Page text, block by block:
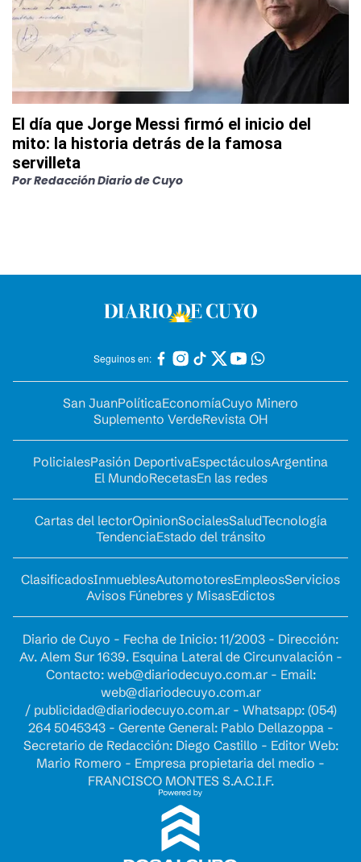
El día que Jorge Messi firmó el inicio del
mito: la historia detrás de la famosa
servilleta
PorRedacción Diario de Cuyo
Seguinos en:
San JuanPolíticaEconomíaCuyo Minero
Suplemento VerdeRevista OH
PolicialesPasión DeportivaEspectáculosArgentina
El MundoRecetasEn las redes
Cartas del lectorOpinionSocialesSaludTecnología
TendenciaEstado del tránsito
ClasificadosInmueblesAutomotoresEmpleosServicios
Avisos Fúnebres y MisasEdictos
Diario de Cuyo - Fecha de Inicio: 11/2003 - Dirección:
Av. Alem Sur 1639. Esquina Lateral de Circunvalación -
Contacto: web@diariodecuyo.com.ar- Email:
web@diariodecuyo.com.ar
/ publicidad@diariodecuyo.com.ar- Whatsapp: (054)
264 5045343 - Gerente General: Pablo Dellazoppa -
Secretario de Redacción: Diego Castillo - Editor Web:
Mario Romero - Empresa propietaria del medio -
FRANCISCO MONTES S.A.C.I.F.